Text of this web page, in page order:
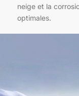
neige et la
optimales.